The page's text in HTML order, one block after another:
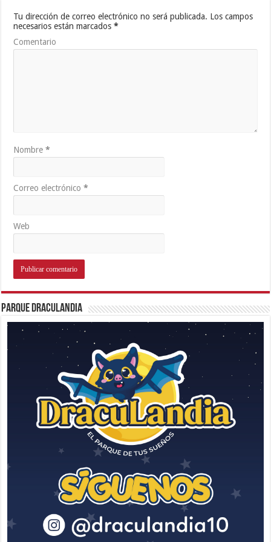
Tu dirección de correo electrónico no será publicada. Los campos
necesarios están marcados*
Comentario
Nombre*
Correo electrónico*
Web
Parque Draculandia